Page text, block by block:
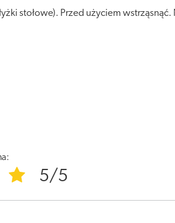
stołowe). Przed użyciem
5/5